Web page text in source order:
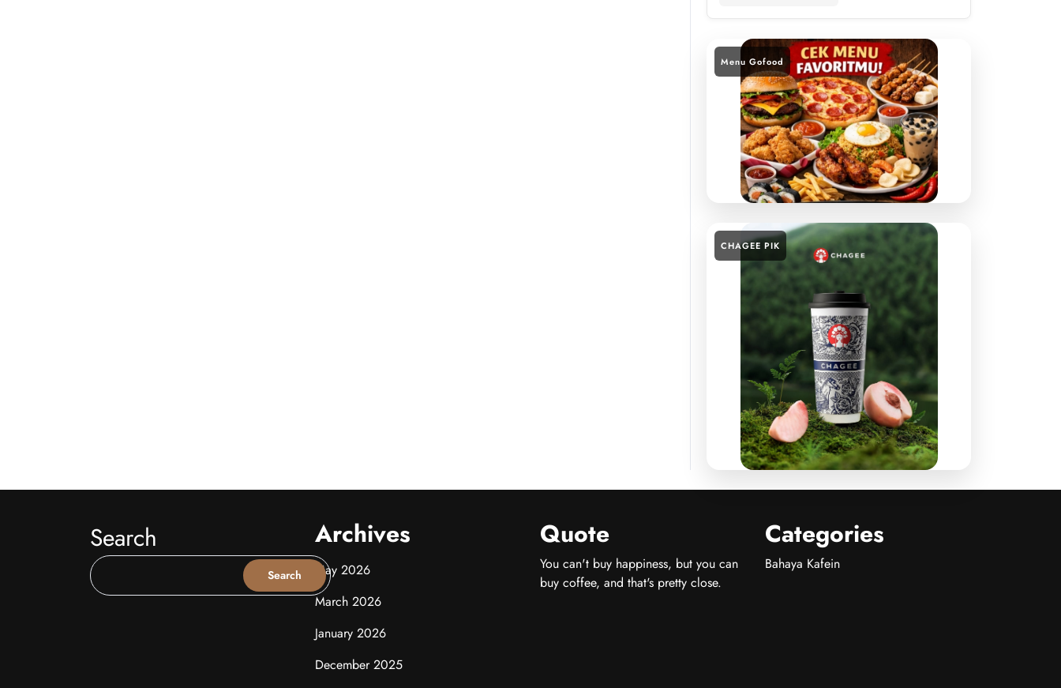
Menu Gofood
CHAGEE PIK
Search
Search
Archives
May 2026
March 2026
January 2026
December 2025
Quote
You can't buy happiness, but you can
buy coffee, and that's pretty close.
Categories
Bahaya Kafein